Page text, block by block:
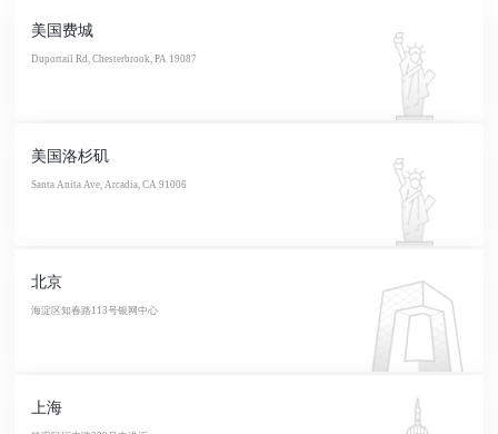
美国费城
Duportail Rd, Chesterbrook, PA 19087
美国洛杉矶
Santa Anita Ave, Arcadia, CA 91006
北京
海淀区知春路113号银网中心
上海